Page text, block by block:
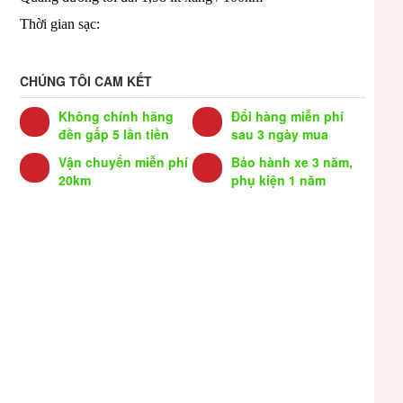
Thời gian sạc:
CHÚNG TÔI CAM KẾT
Không chính hãng
đền gấp 5 lần tiền
Đổi hàng miễn phí
sau 3 ngày mua
Vận chuyển miễn phí
20km
Bảo hành xe 3 năm,
phụ kiện 1 năm